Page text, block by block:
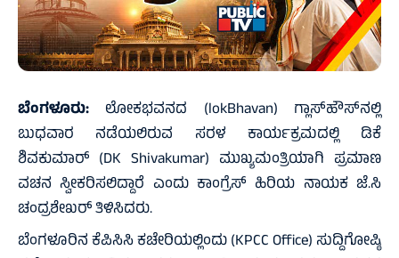
ಬೆಂಗಳೂರು: ಲೋಕಭವನದ (lokBhavan) ಗ್ಲಾಸ್‌ಹೌಸ್‌ನಲ್ಲಿ
ಬುಧವಾರ ನಡೆಯಲಿರುವ ಸರಳ ಕಾರ್ಯಕ್ರಮದಲ್ಲಿ ಡಿಕೆ
ಶಿವಕುಮಾರ್‌ (DK Shivakumar) ಮುಖ್ಯಮಂತ್ರಿಯಾಗಿ ಪ್ರಮಾಣ
ವಚನ ಸ್ವೀಕರಿಸಲಿದ್ದಾರೆ ಎಂದು ಕಾಂಗ್ರೆಸ್‌ ಹಿರಿಯ ನಾಯಕ ಜೆ.ಸಿ
ಚಂದ್ರಶೇಖರ್‌ ತಿಳಿಸಿದರು.
ಬೆಂಗಳೂರಿನ ಕೆಪಿಸಿಸಿ ಕಚೇರಿಯಲ್ಲಿಂದು (KPCC Office) ಸುದ್ದಿಗೋಷ್ಠಿ